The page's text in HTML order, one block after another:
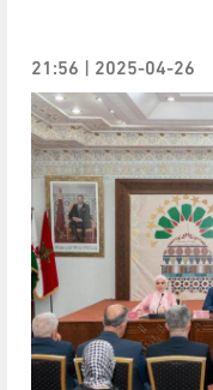
2025-04-26 | 21:56